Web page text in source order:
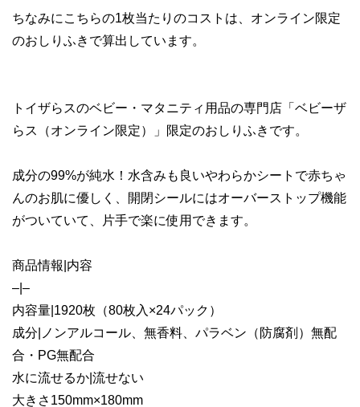
ちなみにこちらの1枚当たりのコストは、オンライン限定
のおしりふきで算出しています。
トイザらスのベビー・マタニティ用品の専門店「ベビーザ
らス（オンライン限定）」限定のおしりふきです。
成分の99%が純水！水含みも良いやわらかシートで赤ちゃ
んのお肌に優しく、開閉シールにはオーバーストップ機能
がついていて、片手で楽に使用できます。
商品情報|内容
–|–
内容量|1920枚（80枚入×24パック）
成分|ノンアルコール、無香料、パラベン（防腐剤）無配
合・PG無配合
水に流せるか|流せない
大きさ150mm×180mm